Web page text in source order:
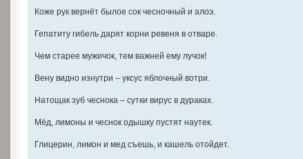
Коже рук вернёт былое сок чесночный и алоэ.
Гепатиту гибель дарят корни ревеня в отваре.
Чем старее мужичок, тем важней ему лучок!
Вену видно изнутри – уксус яблочный вотри.
Натощак зуб чеснока – сутки вирус в дураках.
Мёд, лимоны и чеснок одышку пустят наутек.
Глицерин, лимон и мед съешь, и кашель отойдет.